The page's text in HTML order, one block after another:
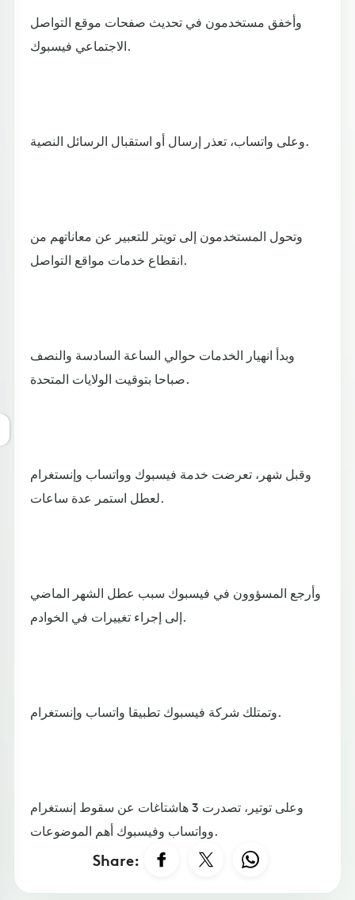
وأخفق مستخدمون في تحديث صفحات موقع التواصل
الاجتماعي فيسبوك.
وعلى واتساب، تعذر إرسال أو استقبال الرسائل النصية.
وتحول المستخدمون إلى تويتر للتعبير عن معاناتهم من
انقطاع خدمات مواقع التواصل.
وبدأ انهيار الخدمات حوالي الساعة السادسة والنصف
صباحا بتوقيت الولايات المتحدة.
وقبل شهر، تعرضت خدمة فيسبوك وواتساب وإنستغرام
لعطل استمر عدة ساعات.
وأرجع المسؤوون في فيسبوك سبب عطل الشهر الماضي
إلى إجراء تغييرات في الخوادم.
وتمتلك شركة فيسبوك تطبيقا واتساب وإنستغرام.
وعلى توتير، تصدرت 3 هاشتاغات عن سقوط إنستغرام
وواتساب وفيسبوك أهم الموضوعات.
Share: